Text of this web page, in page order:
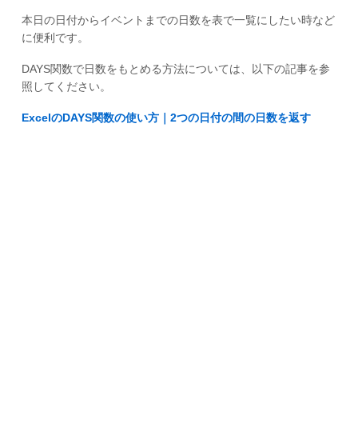
本日の日付からイベントまでの日数を表で一覧にしたい時など
に便利です。
DAYS関数で日数をもとめる方法については、以下の記事を参
照してください。
ExcelのDAYS関数の使い方｜2つの日付の間の日数を返す